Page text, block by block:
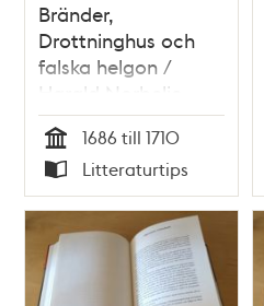
Bränder,
Drottninghus och
falska helgon /
Harald Norbelie
Tid
1686 till 1710
Typ
Litteraturtips